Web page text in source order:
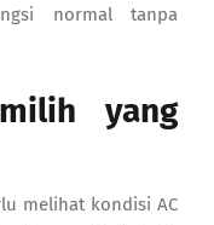
normal tanpa
yang
melihat kondisi AC